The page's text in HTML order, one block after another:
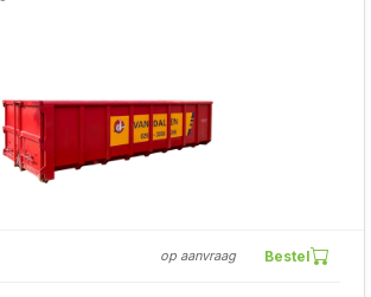
op aanvraag Bestel